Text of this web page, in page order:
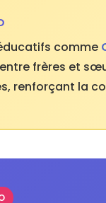
comme
frères et
renforçant la